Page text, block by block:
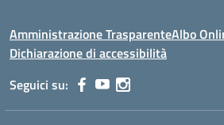
Amministrazione TrasparenteAlbo
Dichiarazione di accessibilità
Seguici su: